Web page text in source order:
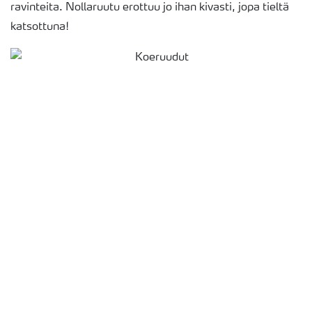
ravinteita. Nollaruutu erottuu jo ihan kivasti, jopa tieltä
katsottuna!